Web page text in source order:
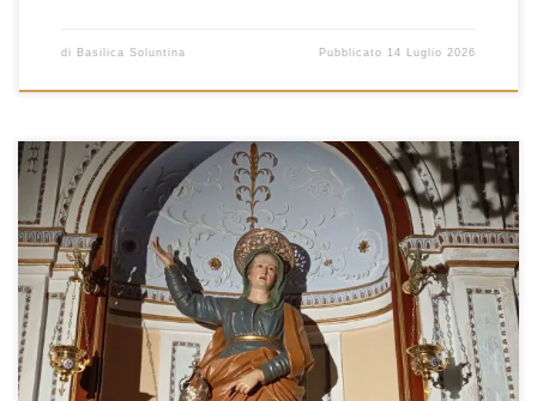
di Basilica Soluntina Pubblicato 14 Luglio 2026
Carissimi, In Questo Mese di maggio vogliamo iniziare i Nove martedì
di S. Anna, invito tutti coloro che l'Amano a Partecipare: Fedeli devoti,
Portatori e Confrati. Ricordare colei che è stata la Madre di Maria e la
Nonna di Gesù, ci fa riflettere come sono stati importanti per noi i
nostri cari, che attraverso la loro testimonianza ci hanno fatto amare
Gesù e Maria.